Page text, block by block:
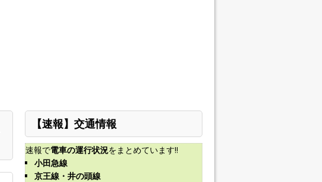
【速報】交通情報
速報で電車の運行状況をまとめています!!
小田急線
京王線・井の頭線